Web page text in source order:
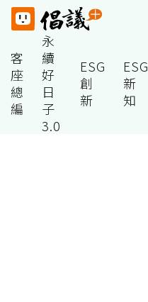
客
座
總
編
永
續
好
日
子
3.0
ESG
創
新
ESG
新
知